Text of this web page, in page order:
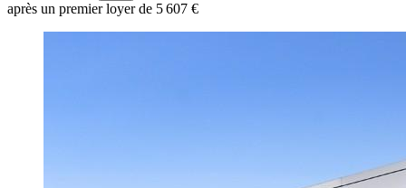
après un premier loyer de 5 607 €